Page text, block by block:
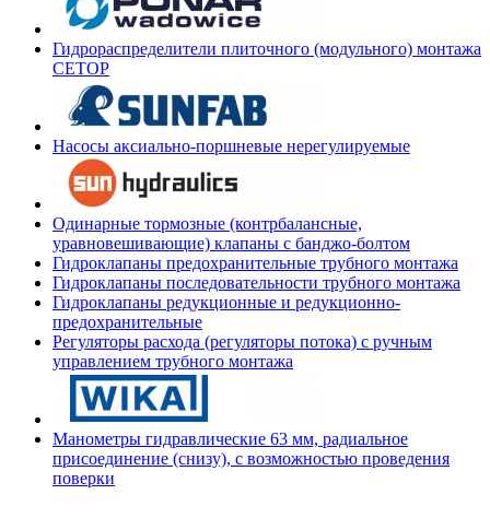
Гидрораспределители плиточного (модульного) монтажа
СЕТОР
Насосы аксиально-поршневые нерегулируемые
Одинарные тормозные (контрбалансные,
уравновешивающие) клапаны с банджо-болтом
Гидроклапаны предохранительные трубного монтажа
Гидроклапаны последовательности трубного монтажа
Гидроклапаны редукционные и редукционно-
предохранительные
Регуляторы расхода (регуляторы потока) с ручным
управлением трубного монтажа
Манометры гидравлические 63 мм, радиальное
присоединение (снизу), с возможностью проведения
поверки